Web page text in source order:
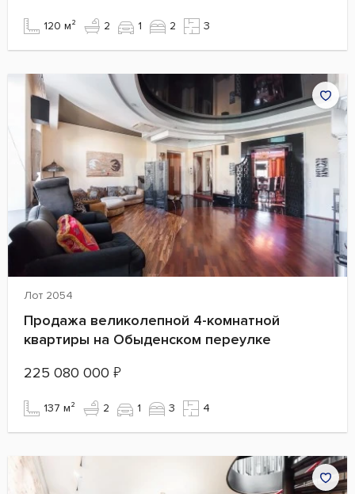
120 м² 2 1 2 3
Лот 2054
Продажа великолепной 4-комнатной
квартиры на Обыденском переулке
225 080 000 ₽
137 м² 2 1 3 4